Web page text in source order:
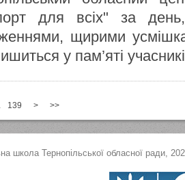
для всіх" за
щирими
у пам’яті
139 > >>
школа Тернопільської обласної ради,